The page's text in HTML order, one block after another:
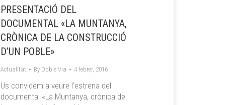
PRESENTACIÓ DEL
DOCUMENTAL «LA MUNTANYA,
CRÒNICA DE LA CONSTRUCCIÓ
D’UN POBLE»
Actualitat By Doble Via 4 febrer, 2016
Us convidem a veure l’estrena del
documental «La Muntanya, crònica de